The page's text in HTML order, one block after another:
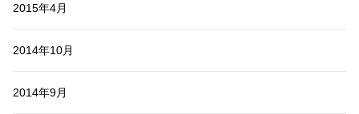
2015年4月
2014年10月
2014年9月